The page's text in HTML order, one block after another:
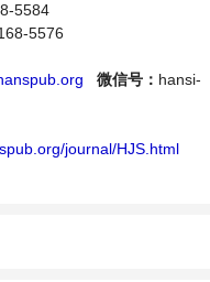
，倡导科学，繁荣学术，集
一体，旨在给世界范围内的
不同方向问题与发展的交流
5584
5576
微信号： hansi-
journal/HJS.html